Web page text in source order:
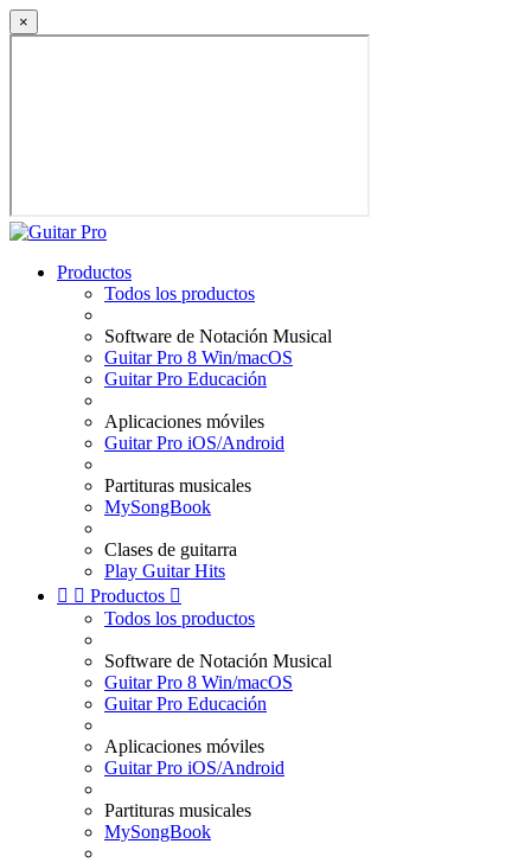
×
Productos
Todos los productos
Software de Notación Musical
Guitar Pro 8 Win/macOS
Guitar Pro Educación
Aplicaciones móviles
Guitar Pro iOS/Android
Partituras musicales
MySongBook
Clases de guitarra
Play Guitar Hits
  Productos 
Todos los productos
Software de Notación Musical
Guitar Pro 8 Win/macOS
Guitar Pro Educación
Aplicaciones móviles
Guitar Pro iOS/Android
Partituras musicales
MySongBook